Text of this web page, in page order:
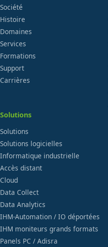
Société
Histoire
Domaines
Services
Formations
Support
Carrières
Solutions
Solutions
Solutions logicielles
Informatique industrielle
Accès distant
Cloud
Data Collect
Data Analytics
IHM-Automation / IO déportées
IHM moniteurs grands formats
Panels PC / Adisra